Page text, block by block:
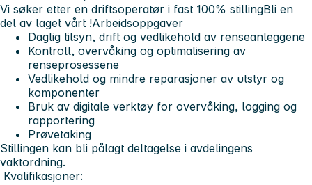
Vi søker etter en driftsoperatør i fast 100% stillingBli en
del av laget vårt !Arbeidsoppgaver
Daglig tilsyn, drift og vedlikehold av renseanleggene
Kontroll, overvåking og optimalisering av
renseprosessene
Vedlikehold og mindre reparasjoner av utstyr og
komponenter
Bruk av digitale verktøy for overvåking, logging og
rapportering
Prøvetaking
Stillingen kan bli pålagt deltagelse i avdelingens
vaktordning.
Kvalifikasjoner: